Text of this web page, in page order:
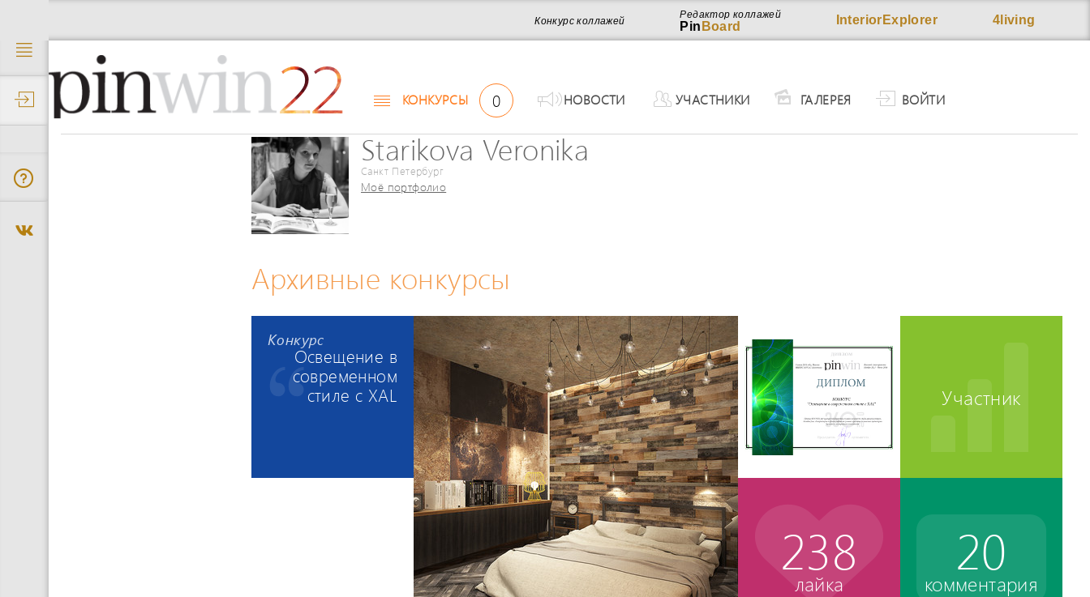
4living
InteriorExplorer
Редактор коллажей
Pin Board
Конкурс коллажей
22 КОНКУРСЫ 0 НОВОСТИ УЧАСТНИКИ ГАЛЕРЕЯ ВОЙТИ
Starikova Veronika
Санкт Петербург
Моё портфолио
Архивные конкурсы
Конкурс
Освещение в
современном
стиле c XAL
Участник
238
лайка
20
комментария